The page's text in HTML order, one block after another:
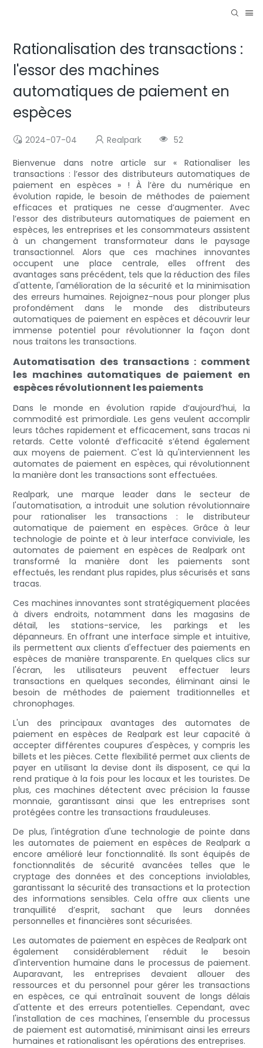
Rationalisation des transactions :
l'essor des machines
automatiques de paiement en
espèces
2024-07-04 Realpark
52
Bienvenue dans notre article sur « Rationaliser les
transactions : l’essor des distributeurs automatiques de
paiement en espèces » ! À l’ère du numérique en
évolution rapide, le besoin de méthodes de paiement
efficaces et pratiques ne cesse d’augmenter. Avec
l’essor des distributeurs automatiques de paiement en
espèces, les entreprises et les consommateurs assistent
à un changement transformateur dans le paysage
transactionnel. Alors que ces machines innovantes
occupent une place centrale, elles offrent des
avantages sans précédent, tels que la réduction des files
d'attente, l'amélioration de la sécurité et la minimisation
des erreurs humaines. Rejoignez-nous pour plonger plus
profondément dans le monde des distributeurs
automatiques de paiement en espèces et découvrir leur
immense potentiel pour révolutionner la façon dont
nous traitons les transactions.
Automatisation des transactions : comment
les machines automatiques de paiement en
espèces révolutionnent les paiements
Dans le monde en évolution rapide d’aujourd’hui, la
commodité est primordiale. Les gens veulent accomplir
leurs tâches rapidement et efficacement, sans tracas ni
retards. Cette volonté d’efficacité s’étend également
aux moyens de paiement. C'est là qu'interviennent les
automates de paiement en espèces, qui révolutionnent
la manière dont les transactions sont effectuées.
Realpark, une marque leader dans le secteur de
l'automatisation, a introduit une solution révolutionnaire
pour rationaliser les transactions : le distributeur
automatique de paiement en espèces. Grâce à leur
technologie de pointe et à leur interface conviviale, les
automates de paiement en espèces de Realpark ont ​​
transformé la manière dont les paiements sont
effectués, les rendant plus rapides, plus sécurisés et sans
tracas.
Ces machines innovantes sont stratégiquement placées
à divers endroits, notamment dans les magasins de
détail, les stations-service, les parkings et les
dépanneurs. En offrant une interface simple et intuitive,
ils permettent aux clients d'effectuer des paiements en
espèces de manière transparente. En quelques clics sur
l'écran, les utilisateurs peuvent effectuer leurs
transactions en quelques secondes, éliminant ainsi le
besoin de méthodes de paiement traditionnelles et
chronophages.
L'un des principaux avantages des automates de
paiement en espèces de Realpark est leur capacité à
accepter différentes coupures d'espèces, y compris les
billets et les pièces. Cette flexibilité permet aux clients de
payer en utilisant la devise dont ils disposent, ce qui la
rend pratique à la fois pour les locaux et les touristes. De
plus, ces machines détectent avec précision la fausse
monnaie, garantissant ainsi que les entreprises sont
protégées contre les transactions frauduleuses.
De plus, l'intégration d'une technologie de pointe dans
les automates de paiement en espèces de Realpark a
encore amélioré leur fonctionnalité. Ils sont équipés de
fonctionnalités de sécurité avancées telles que le
cryptage des données et des conceptions inviolables,
garantissant la sécurité des transactions et la protection
des informations sensibles. Cela offre aux clients une
tranquillité d’esprit, sachant que leurs données
personnelles et financières sont sécurisées.
Les automates de paiement en espèces de Realpark ont ​​
également considérablement réduit le besoin
d'intervention humaine dans le processus de paiement.
Auparavant, les entreprises devaient allouer des
ressources et du personnel pour gérer les transactions
en espèces, ce qui entraînait souvent de longs délais
d'attente et des erreurs potentielles. Cependant, avec
l'installation de ces machines, l'ensemble du processus
de paiement est automatisé, minimisant ainsi les erreurs
humaines et rationalisant les opérations des entreprises.